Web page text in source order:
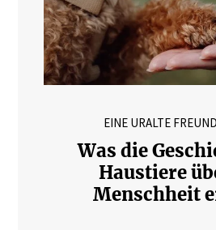
EINE URALTE
Was die
Haustiere
Menschheit